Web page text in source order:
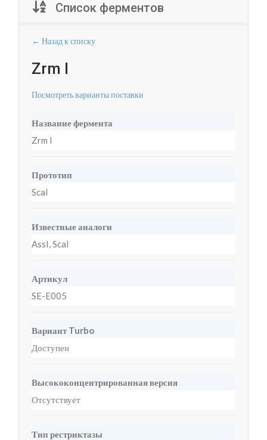
Список ферментов
← Назад к списку
Zrm I
Посмотреть варианты поставки
Название фермента
Zrm I
Прототип
ScaI
Известные аналоги
AssI, ScaI
Артикул
SE-E005
Вариант Turbo
Доступен
Высококонцентрированная версия
Отсутствует
Тип рестриктазы